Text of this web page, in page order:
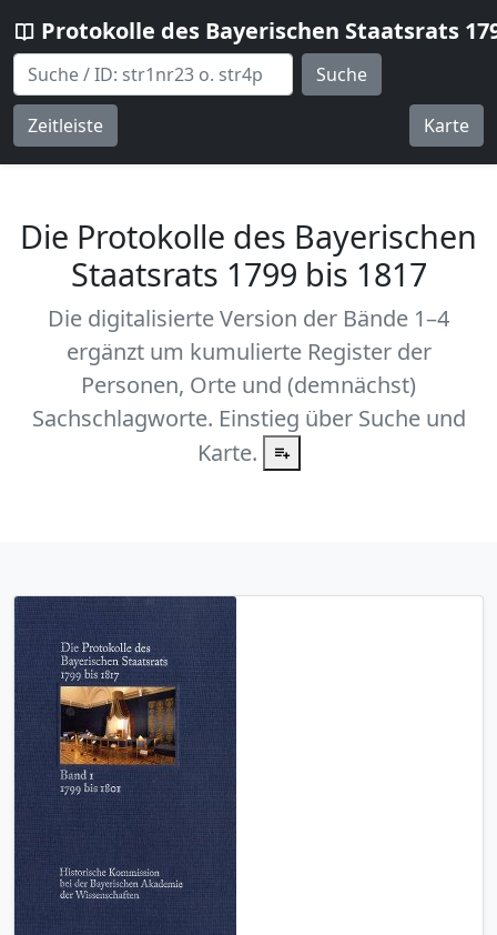
Protokolle des Bayerischen Staatsrats
Suche
Zeitleiste Karte
Die Protokolle des Bayerischen
Staatsrats 1799 bis 1817
Die digitalisierte Version der Bände 1–4
ergänzt um kumulierte Register der
Personen, Orte und (demnächst)
Sachschlagworte. Einstieg über Suche und
Karte.